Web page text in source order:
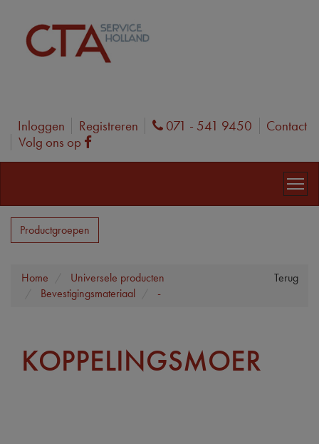
Inloggen Registreren Phone
071 - 541 9450
Contact
Volg ons op
Facebook
Productgroepen
Terug
Home
Universele producten
Bevestigingsmateriaal
-
KOPPELINGSMOER